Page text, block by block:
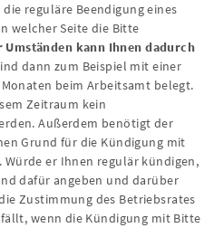
reguläre Beendigung eines
welcher Seite die Bitte
Umständen kann Ihnen dadurch
dann zum Beispiel mit einer
beim Arbeitsamt belegt.
Zeitraum kein
Außerdem benötigt der
Grund für die Kündigung mit
er Ihnen regulär kündigen,
dafür angeben und darüber
Zustimmung des Betriebsrates
wenn die Kündigung mit Bitte